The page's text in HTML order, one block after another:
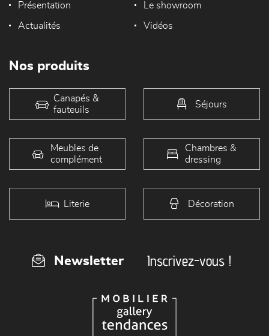
Présentation Le showroom
Actualités Vidéos
Nos produits
Canapés &
fauteuils
Séjours
Meubles de
complément
Chambres &
dressing
Literie Décoration
Newsletter Inscrivez-vous !